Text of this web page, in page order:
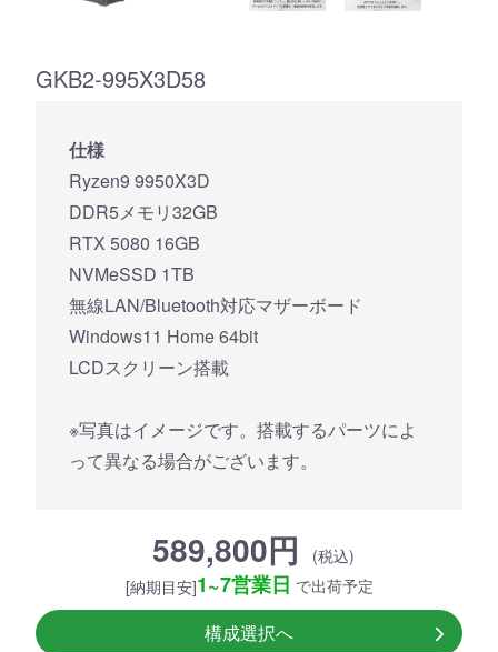
GKB2-995X3D58
仕様
Ryzen9 9950X3D
DDR5メモリ32GB
RTX 5080 16GB
NVMeSSD 1TB
無線LAN/Bluetooth対応マザーボード
Windows11 Home 64bit
LCDスクリーン搭載
※写真はイメージです。搭載するパーツによ
って異なる場合がございます。
589,800円
(税込)
[納期目安]1~7営業日 で出荷予定
構成選択へ